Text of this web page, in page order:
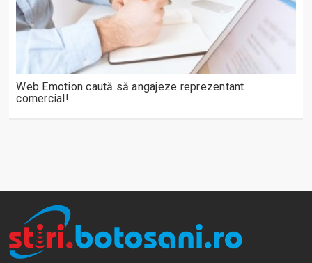
Web Emotion caută să angajeze reprezentant
comercial!